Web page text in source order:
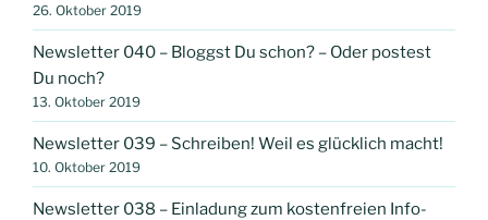
26. Oktober 2019
Newsletter 040 – Bloggst Du schon? – Oder postest
Du noch?
13. Oktober 2019
Newsletter 039 – Schreiben! Weil es glücklich macht!
10. Oktober 2019
Newsletter 038 – Einladung zum kostenfreien Info-